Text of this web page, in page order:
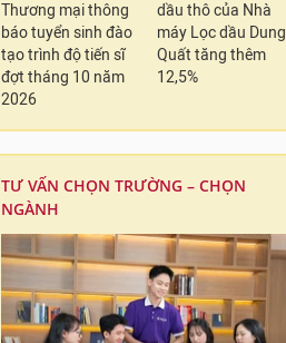
Thương mại thông
báo tuyển sinh đào
tạo trình độ tiến sĩ
đợt tháng 10 năm
2026
dầu thô của Nhà
máy Lọc dầu Dung
Quất tăng thêm
12,5%
TƯ VẤN CHỌN TRƯỜNG – CHỌN
NGÀNH